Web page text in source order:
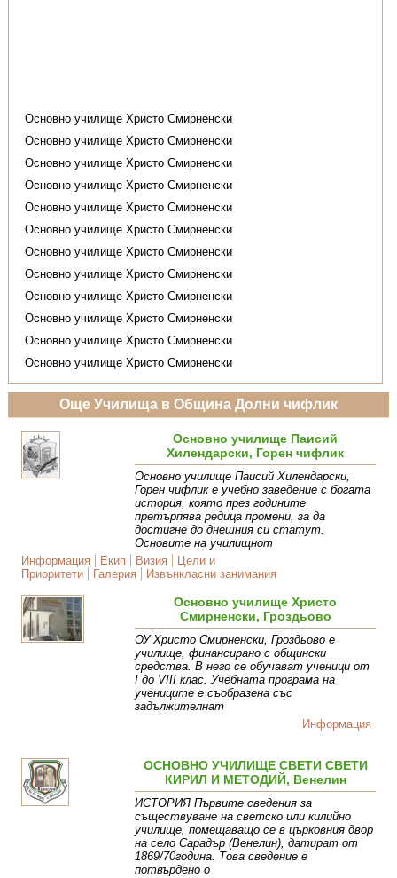
Основно училище Христо Смирненски
Основно училище Христо Смирненски
Основно училище Христо Смирненски
Основно училище Христо Смирненски
Основно училище Христо Смирненски
Основно училище Христо Смирненски
Основно училище Христо Смирненски
Основно училище Христо Смирненски
Основно училище Христо Смирненски
Основно училище Христо Смирненски
Основно училище Христо Смирненски
Основно училище Христо Смирненски
Още Училища в Община Долни чифлик
Основно училище Паисий
Хилендарски, Горен чифлик
Основно училище Паисий Хилендарски,
Горен чифлик е учебно заведение с богата
история, която през годините
претърпява редица промени, за да
достигне до днешния си статут.
Основите на училищнот
Информация
Екип Визия
Цели и
Приоритети
Галерия Извънкласни занимания
Основно училище Христо
Смирненски, Гроздьово
ОУ Христо Смирненски, Гроздьово е
училище, финансирано с общински
средства. В него се обучават ученици от
I до VIII клас. Учебната програма на
учениците е съобразена със
задължителнат
Информация
ОСНОВНО УЧИЛИЩЕ СВЕТИ СВЕТИ
КИРИЛ И МЕТОДИЙ, Венелин
ИСТОРИЯ Първите сведения за
съществуване на светско или килийно
училище, помещаващо се в църковния двор
на село Сарадър (Венелин), датират от
1869/70година. Това сведение е
потвърдено о